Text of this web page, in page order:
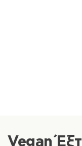
Vegan